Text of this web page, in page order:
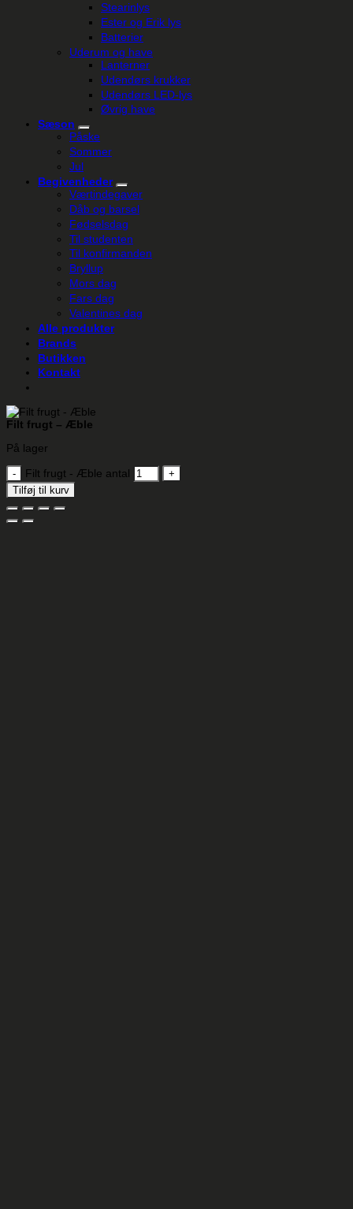
Stearinlys
Ester og Erik lys
Batterier
Uderum og have
Lanterner
Udendørs krukker
Udendørs LED-lys
Øvrig have
Sæson
Påske
Sommer
Jul
Begivenheder
Værtindegaver
Dåb og barsel
Fødselsdag
Til studenten
Til konfirmanden
Bryllup
Mors dag
Fars dag
Valentines dag
Alle produkter
Brands
Butikken
Kontakt
Filt frugt – Æble
På lager
Filt frugt - Æble antal
Tilføj til kurv